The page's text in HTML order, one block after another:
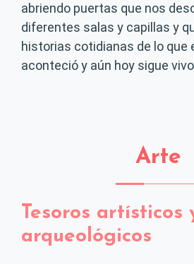
abriendo puertas que nos
diferentes salas y capillas y
historias cotidianas de lo que
aconteció y aún hoy sigue
Arte
Tesoros artísticos
arqueológicos